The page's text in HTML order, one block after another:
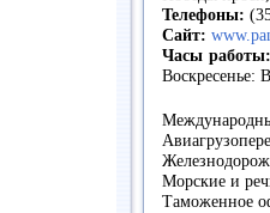
Телефоны:
Сайт:
Часы
Воскресенье:
Морские и
Таможенное